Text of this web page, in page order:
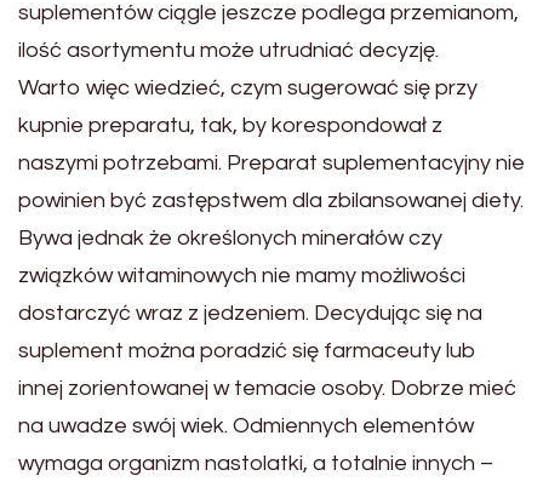
suplementów ciągle jeszcze podlega przemianom,
ilość asortymentu może utrudniać decyzję.
Warto więc wiedzieć, czym sugerować się przy
kupnie preparatu, tak, by korespondował z
naszymi potrzebami. Preparat suplementacyjny nie
powinien być zastępstwem dla zbilansowanej diety.
Bywa jednak że określonych minerałów czy
związków witaminowych nie mamy możliwości
dostarczyć wraz z jedzeniem. Decydując się na
suplement można poradzić się farmaceuty lub
innej zorientowanej w temacie osoby. Dobrze mieć
na uwadze swój wiek. Odmiennych elementów
wymaga organizm nastolatki, a totalnie innych –